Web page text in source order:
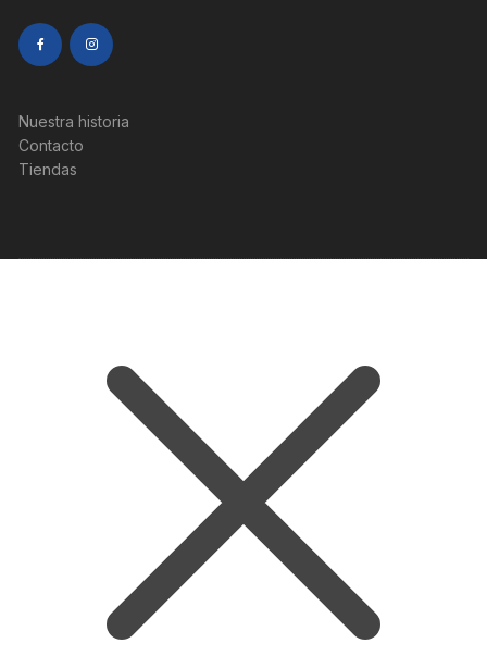
Nuestra historia
Contacto
Tiendas